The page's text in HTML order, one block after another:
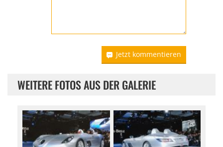
Jetzt kommentieren
WEITERE FOTOS AUS DER GALERIE